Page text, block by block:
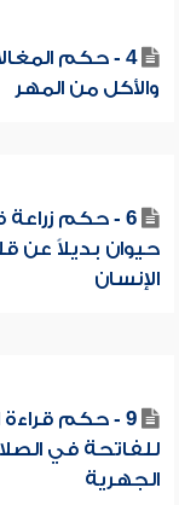
4 - حكم
والأكل من المهر
6 - حكم
حيوان بديلاً عن
الإنسان
9 - حكم قراءة
للفاتحة في
الجهرية